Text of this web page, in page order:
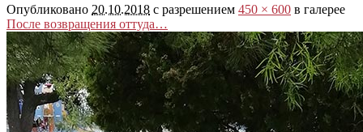
Опубликовано 20.10.2018 с разрешением 450 × 600 в галерее
После возвращения оттуда…